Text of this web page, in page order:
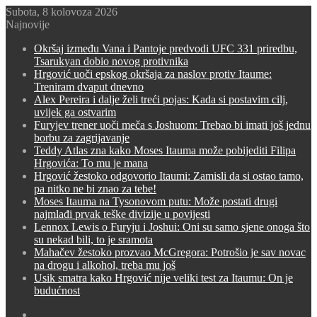
Subota, 8 kolovoza 2026
Najnovije
Okršaj između Vana i Pantoje predvodi UFC 331 priredbu,
Tsarukyan dobio novog protivnika
Hrgović uoči epskog okršaja za naslov protiv Itaume:
Treniram dvaput dnevno
Alex Pereira i dalje želi treći pojas: Kada si postavim cilj,
uvijek ga ostvarim
Furyjev trener uoči meča s Joshuom: Trebao bi imati još jednu
borbu za zagrijavanje
Teddy Atlas zna kako Moses Itauma može pobijediti Filipa
Hrgovića: To mu je mana
Hrgović žestoko odgovorio Itaumi: Zamisli da si ostao tamo,
pa nitko ne bi znao za tebe!
Moses Itauma na Tysonovom putu: Može postati drugi
najmlađi prvak teške divizije u povijesti
Lennox Lewis o Furyju i Joshui: Oni su samo sjene onoga što
su nekad bili, to je sramota
Mahačev žestoko prozvao McGregora: Potrošio je sav novac
na drogu i alkohol, treba mu još
Usik smatra kako Hrgović nije veliki test za Itaumu: On je
budućnost